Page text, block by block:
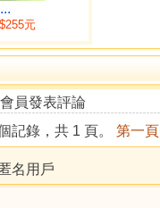
元
員發表評論
記錄，共 1 頁。 第一頁
匿名用戶